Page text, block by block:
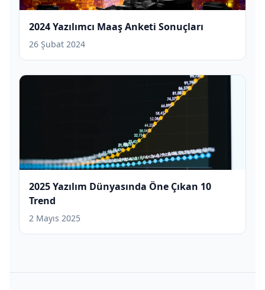
2024 Yazılımcı Maaş Anketi Sonuçları
26 Şubat 2024
2025 Yazılım Dünyasında Öne Çıkan 10
Trend
2 Mayıs 2025